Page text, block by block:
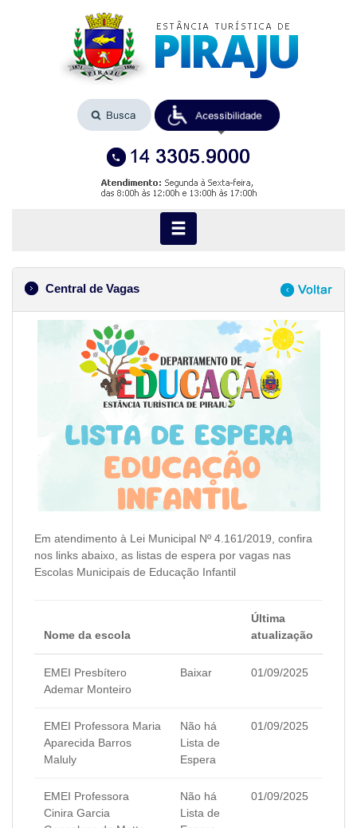
Central de Vagas
Em atendimento à Lei Municipal Nº 4.161/2019, confira
nos links abaixo, as listas de espera por vagas nas
Escolas Municipais de Educação Infantil
Nome da escola
Última
atualização
EMEI Presbítero
Ademar Monteiro
Baixar 01/09/2025
EMEI Professora Maria
Aparecida Barros
Maluly
Não há
Lista de
Espera
01/09/2025
EMEI Professora
Cinira Garcia
Não há
Lista de
01/09/2025